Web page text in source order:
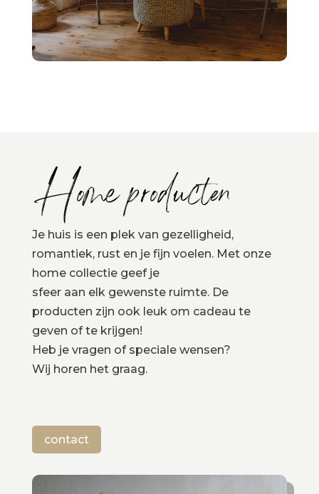
Home producten
Je huis is een plek van gezelligheid,
romantiek, rust en je fijn voelen. Met onze
home collectie geef je
sfeer aan elk gewenste ruimte. De
producten zijn ook leuk om cadeau te
geven of te krijgen!
Heb je vragen of speciale wensen?
Wij horen het graag.
contact